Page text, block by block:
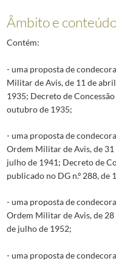
Âmbito e
Contém:
- uma proposta de
Militar de Avis, de 11 de
1935; Decreto de
outubro de 1935;
- uma proposta de
Ordem Militar de Avis, de 31
julho de 1941; Decreto de
publicado no DG n.º 288, de
- uma proposta de
Ordem Militar de Avis, de
de julho de 1952;
- uma proposta de